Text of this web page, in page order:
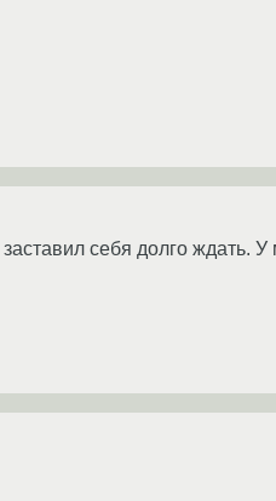
себя долго ждать.